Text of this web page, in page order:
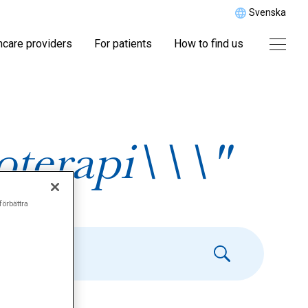
Svenska
providers For patients How to find us